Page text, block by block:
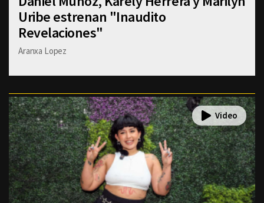
Uribe estrenan "Inaudito
Revelaciones"
Aranxa Lopez